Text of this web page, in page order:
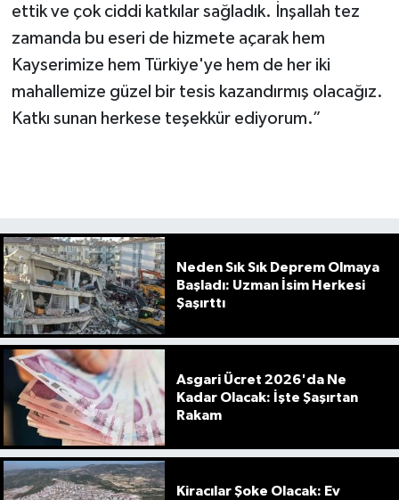
ettik ve çok ciddi katkılar sağladık. İnşallah tez
zamanda bu eseri de hizmete açarak hem
Kayserimize hem Türkiye'ye hem de her iki
mahallemize güzel bir tesis kazandırmış olacağız.
Katkı sunan herkese teşekkür ediyorum.”
Neden Sık Sık Deprem Olmaya
Başladı: Uzman İsim Herkesi
Şaşırttı
Asgari Ücret 2026'da Ne
Kadar Olacak: İşte Şaşırtan
Rakam
Kiracılar Şoke Olacak: Ev